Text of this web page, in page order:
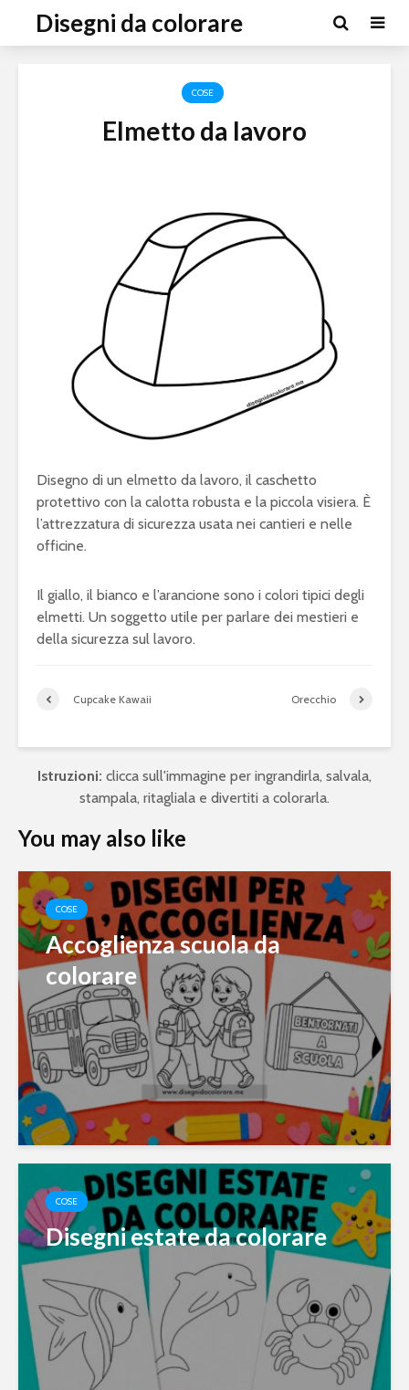
Disegni da colorare
COSE
Elmetto da lavoro
Disegno di un elmetto da lavoro, il caschetto
protettivo con la calotta robusta e la piccola visiera. È
l’attrezzatura di sicurezza usata nei cantieri e nelle
officine.
Il giallo, il bianco e l’arancione sono i colori tipici degli
elmetti. Un soggetto utile per parlare dei mestieri e
della sicurezza sul lavoro.
Cupcake Kawaii Orecchio
Istruzioni: clicca sull'immagine per ingrandirla, salvala,
stampala, ritagliala e divertiti a colorarla.
You may also like
COSE
Accoglienza scuola da
colorare
COSE
Disegni estate da colorare